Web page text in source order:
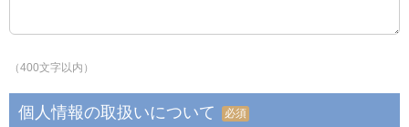
（400文字以内）
個人情報の取扱いについて 必須